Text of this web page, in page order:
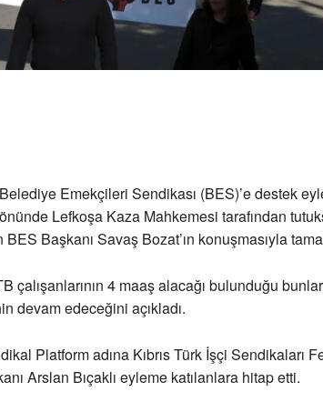
Emekçileri Sendikası (BES)’e destek
Lefkoşa Kaza Mahkemesi tarafından
BES Başkanı Savaş Bozat’ın konuşmasıyla
çalışanlarının 4 maaş alacağı bulunduğu
devam edeceğini açıkladı.
Platform adına Kıbrıs Türk İşçi Sendikaları
Arslan Bıçaklı eyleme katılanlara hitap etti.